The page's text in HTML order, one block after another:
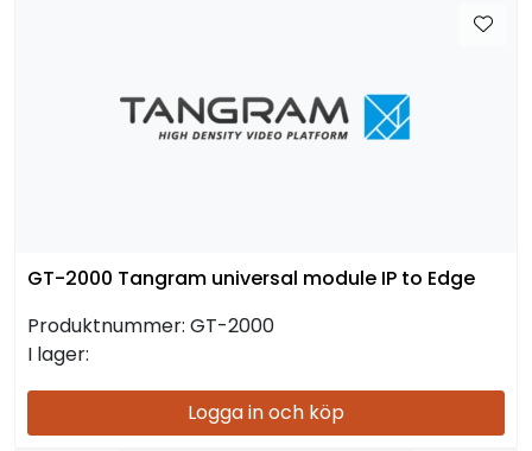
GT-2000 Tangram universal module IP to Edge
Produktnummer: GT-2000
I lager:
Logga in och köp